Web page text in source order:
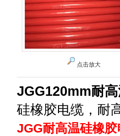
点击放大
JGG120mm耐
硅橡胶电缆，耐
JGG耐高温硅橡胶